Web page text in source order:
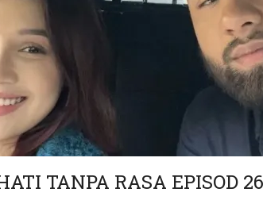
TANPA RASA EPISOD